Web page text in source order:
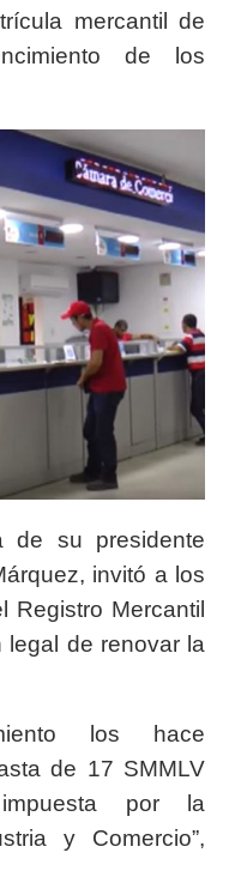
mercantil de
de los
de su presidente
invitó a los
Registro Mercantil
de renovar la
los hace
de 17 SMMLV
impuesta por la
y Comercio”,